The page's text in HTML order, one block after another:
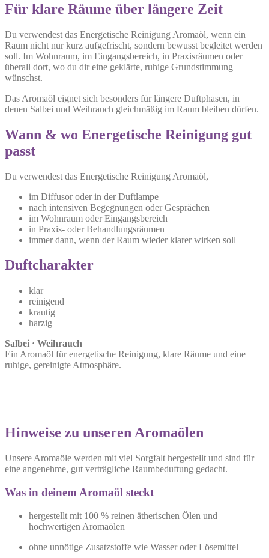
Für klare Räume über längere Zeit
Du verwendest das Energetische Reinigung Aromaöl, wenn ein
Raum nicht nur kurz aufgefrischt, sondern bewusst begleitet werden
soll. Im Wohnraum, im Eingangsbereich, in Praxisräumen oder
überall dort, wo du dir eine geklärte, ruhige Grundstimmung
wünschst.
Das Aromaöl eignet sich besonders für längere Duftphasen, in
denen Salbei und Weihrauch gleichmäßig im Raum bleiben dürfen.
Wann & wo Energetische Reinigung gut
passt
Du verwendest das Energetische Reinigung Aromaöl,
im Diffusor oder in der Duftlampe
nach intensiven Begegnungen oder Gesprächen
im Wohnraum oder Eingangsbereich
in Praxis- oder Behandlungsräumen
immer dann, wenn der Raum wieder klarer wirken soll
Duftcharakter
klar
reinigend
krautig
harzig
Salbei · Weihrauch
Ein Aromaöl für energetische Reinigung, klare Räume und eine
ruhige, gereinigte Atmosphäre.
Hinweise zu unseren Aromaölen
Unsere Aromaöle werden mit viel Sorgfalt hergestellt und sind für
eine angenehme, gut verträgliche Raumbeduftung gedacht.
Was in deinem Aromaöl steckt
hergestellt mit 100 % reinen ätherischen Ölen und
hochwertigen Aromaölen
ohne unnötige Zusatzstoffe wie Wasser oder Lösemittel